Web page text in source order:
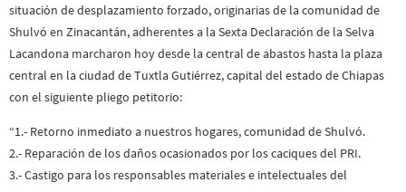
situación de desplazamiento forzado, originarias de la comunidad de
Shulvó en Zinacantán, adherentes a la Sexta Declaración de la Selva
Lacandona marcharon hoy desde la central de abastos hasta la plaza
central en la ciudad de Tuxtla Gutiérrez, capital del estado de Chiapas
con el siguiente pliego petitorio:
“1.- Retorno inmediato a nuestros hogares, comunidad de Shulvó.
2.- Reparación de los daños ocasionados por los caciques del PRI.
3.- Castigo para los responsables materiales e intelectuales del